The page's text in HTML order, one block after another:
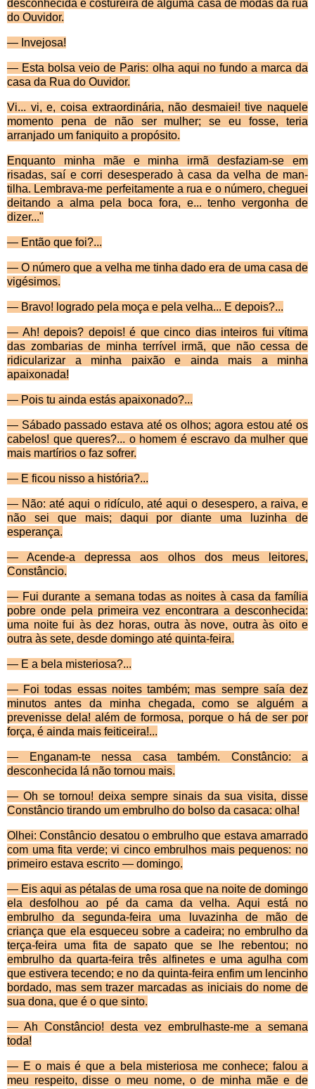
desconhecida é costureira de alguma casa de modas da rua
do Ouvidor.
— Invejosa!
— Esta bolsa veio de Paris: olha aqui no fundo a marca da
casa da Rua do Ouvidor.
Vi... vi, e, coisa extraordinária, não desmaiei! tive naquele
momento pena de não ser mulher; se eu fosse, teria
arranjado um faniquito a propósito.
Enquanto minha mãe e minha irmã desfaziam-se em
risadas, saí e corri desesperado à casa da velha de man­
tilha. Lembrava-me perfeitamente a rua e o número, cheguei
deitando a alma pela boca fora, e... tenho vergonha de
dizer..."
— Então que foi?...
— O número que a velha me tinha dado era de uma casa de
vigésimos.
— Bravo! logrado pela moça e pela velha... E depois?...
— Ah! depois? depois! é que cinco dias inteiros fui vítima
das zombarias de minha terrível irmã, que não cessa de
ridicularizar a minha paixão e ainda mais a minha
apaixonada!
— Pois tu ainda estás apaixonado?...
— Sábado passado estava até os olhos; agora estou até os
cabelos! que queres?... o homem é escravo da mulher que
mais martírios o faz sofrer.
— E ficou nisso a história?...
— Não: até aqui o ridículo, até aqui o desespero, a raiva, e
não sei que mais; daqui por diante uma luzinha de
esperança.
— Acende-a depressa aos olhos dos meus leitores,
Constâncio.
— Fui durante a semana todas as noites à casa da família
pobre onde pela primeira vez encontrara a des­conhecida:
uma noite fui às dez horas, outra às nove, outra às oito e
outra às sete, desde domingo até quinta-feira.
— E a bela misteriosa?...
— Foi todas essas noites também; mas sempre saía dez
minutos antes da minha chegada, como se alguém a
prevenisse dela! além de formosa, porque o há de ser por
força, é ainda mais feiticeira!...
— Enganam-te nessa casa também. Constâncio: a
desconhecida lá não tornou mais.
— Oh se tornou! deixa sempre sinais da sua visita, disse
Constâncio tirando um embrulho do bolso da casaca: olha!
Olhei: Constâncio desatou o embrulho que estava amarrado
com uma fita verde; vi cinco embrulhos mais pequenos: no
primeiro estava escrito — domingo.
— Eis aqui as pétalas de uma rosa que na noite de domingo
ela desfolhou ao pé da cama da velha. Aqui está no
embrulho da segunda-feira uma luvazinha de mão de
criança que ela esqueceu sobre a cadeira; no embrulho da
terça-feira uma fita de sapato que se lhe rebentou; no
embrulho da quarta-feira três alfinetes e uma agulha com
que estivera tecendo; e no da quinta-feira enfim um lencinho
bordado, mas sem trazer marcadas as iniciais do nome de
sua dona, que é o que sinto.
— Ah Constâncio! desta vez embrulhaste-me a se­mana
toda!
— E o mais é que a bela misteriosa me conhece; falou a
meu respeito, disse o meu nome, o de minha mãe e de